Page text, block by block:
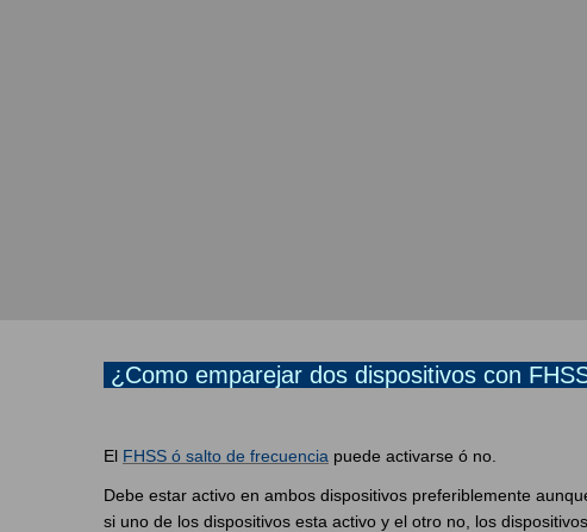
¿Como emparejar dos dispositivos con
El FHSS ó salto de frecuencia puede activarse ó no.
Debe estar activo en ambos dispositivos preferiblemente
si uno de los dispositivos esta activo y el otro no, los